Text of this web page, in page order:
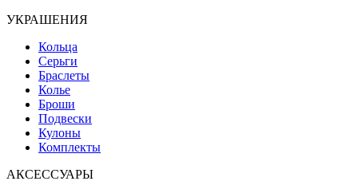
УКРАШЕНИЯ
Кольца
Серьги
Браслеты
Колье
Броши
Подвески
Кулоны
Комплекты
АКСЕССУАРЫ